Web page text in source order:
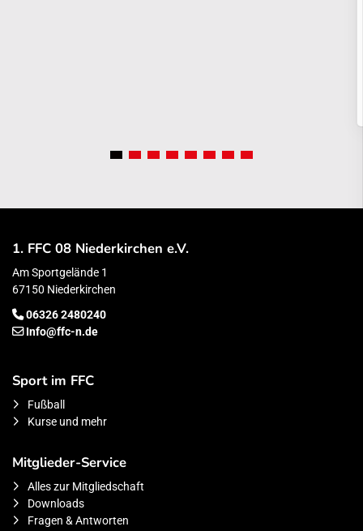
1. FFC 08 Niederkirchen e.V.
Am Sportgelände 1
67150 Niederkirchen
06326 2480240
Info@ffc-n.de
Sport im FFC
Fußball
Kurse und mehr
Mitglieder-Service
Alles zur Mitgliedschaft
Downloads
Fragen & Antworten